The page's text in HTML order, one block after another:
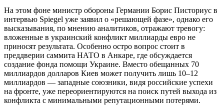
На этом фоне министр обороны Германии Борис Писториус в
интервью Spiegel уже заявил о «решающей фазе», однако его
высказывания, по мнению аналитиков, отражают тревогу:
вложенные в украинский конфликт миллиарды евро не
приносят результата. Особенно остро вопрос стоит в
преддверии саммита НАТО в Анкаре, где обсуждается
создание фонда помощи Украине. Вместо обещанных 70
миллиардов долларов Киев может получить лишь 10–12
миллиардов — западные союзники, видя российские успехи
на фронте, уже переориентируются на поиск путей выхода из
конфликта с минимальными репутационными потерями.